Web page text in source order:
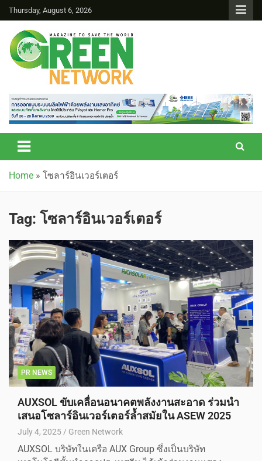
Thursday, August 6, 2026
Green Network
Home » โซลาร์อินเวอร์เตอร์
Tag: โซลาร์อินเวอร์เตอร์
PR NEWS
AUXSOL ขับเคลื่อนอนาคตพลังงานสะอาด ร่วมนำ
เสนอโซลาร์อินเวอร์เตอร์ล้ำสมัยใน ASEW 2025
July 4, 2025 Green Network
AUXSOL บริษัทในเครือ AUX Group ซึ่งเป็นบริษัท